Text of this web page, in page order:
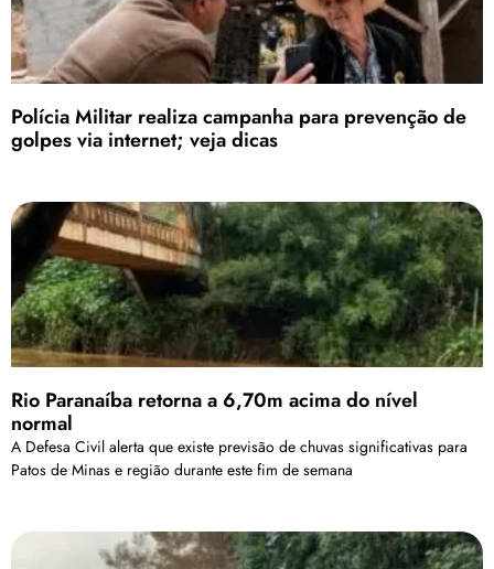
Polícia Militar realiza campanha para prevenção de
golpes via internet; veja dicas
Rio Paranaíba retorna a 6,70m acima do nível
normal
A Defesa Civil alerta que existe previsão de chuvas significativas para
Patos de Minas e região durante este fim de semana